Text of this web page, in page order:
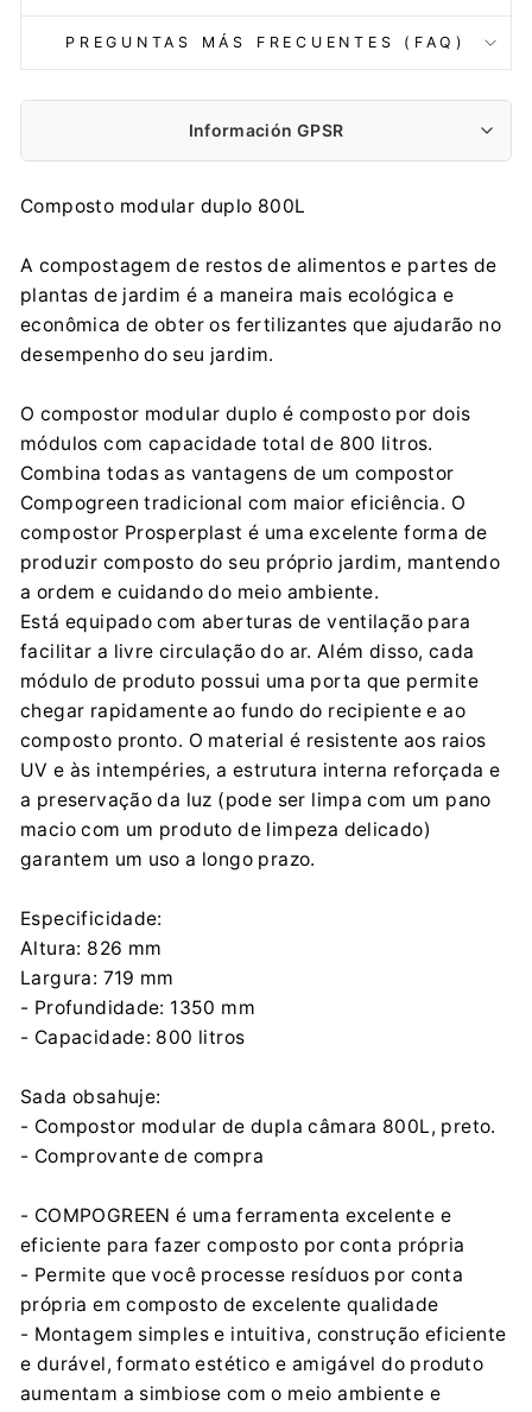
PREGUNTAS MÁS FRECUENTES (FAQ)
Información GPSR
Fabricante:
PROSPERPLAST 1 SPÓŁKA Z O.O.
contact@prosperplast.pl
+48 33 817 70 03
PROSPERPLAST 1 SPÓŁKA Z O.O.
contact@prosperplast.pl
+48 33 817 70 03
Composto modular duplo 800L
A compostagem de restos de alimentos e partes de
plantas de jardim é a maneira mais ecológica e
econômica de obter os fertilizantes que ajudarão no
desempenho do seu jardim.
O compostor modular duplo é composto por dois
módulos com capacidade total de 800 litros.
Combina todas as vantagens de um compostor
Compogreen tradicional com maior eficiência. O
compostor Prosperplast é uma excelente forma de
produzir composto do seu próprio jardim, mantendo
a ordem e cuidando do meio ambiente.
Está equipado com aberturas de ventilação para
facilitar a livre circulação do ar. Além disso, cada
módulo de produto possui uma porta que permite
chegar rapidamente ao fundo do recipiente e ao
composto pronto. O material é resistente aos raios
UV e às intempéries, a estrutura interna reforçada e
a preservação da luz (pode ser limpa com um pano
macio com um produto de limpeza delicado)
garantem um uso a longo prazo.
Especificidade:
Altura: 826 mm
Largura: 719 mm
- Profundidade: 1350 mm
- Capacidade: 800 litros
Sada obsahuje:
- Compostor modular de dupla câmara 800L, preto.
- Comprovante de compra
- COMPOGREEN é uma ferramenta excelente e
eficiente para fazer composto por conta própria
- Permite que você processe resíduos por conta
própria em composto de excelente qualidade
- Montagem simples e intuitiva, construção eficiente
e durável, formato estético e amigável do produto
aumentam a simbiose com o meio ambiente e